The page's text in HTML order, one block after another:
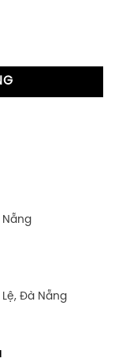
TP HCM
Nẵng
Đà Nẵng